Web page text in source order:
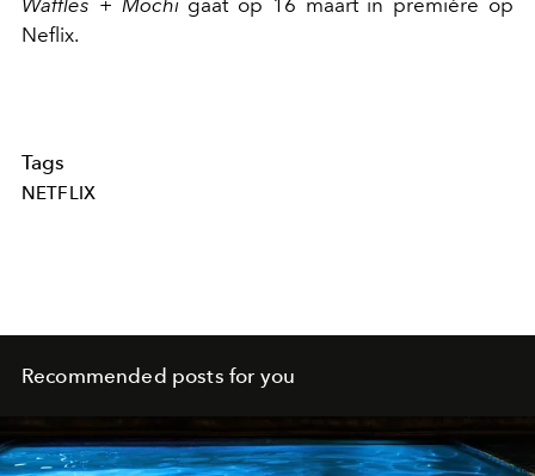
Waffles + Mochi gaat op 16 maart in première op
Neflix.
Tags
NETFLIX
Recommended posts for you